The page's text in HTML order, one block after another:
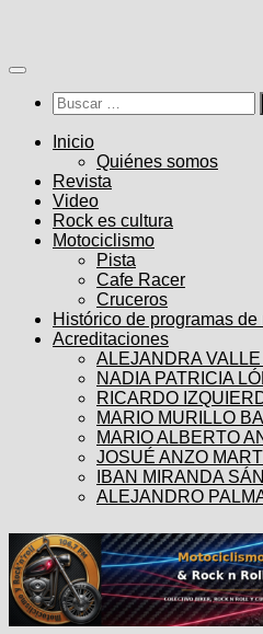
contenido
Buscar:
Inicio
Quiénes somos
Revista
Video
Rock es cultura
Motociclismo
Pista
Cafe Racer
Cruceros
Histórico de programas de
Acreditaciones
ALEJANDRA
NADIA PATRICIA
RICARDO
MARIO MURILLO
MARIO ALBERTO
JOSUÉ ANZO
IBAN MIRANDA
ALEJANDRO